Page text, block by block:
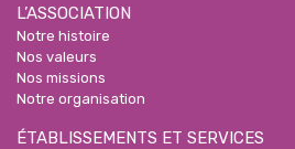
L’ASSOCIATION
Notre histoire
Nos valeurs
Nos missions
Notre organisation
ÉTABLISSEMENTS ET SERVICES